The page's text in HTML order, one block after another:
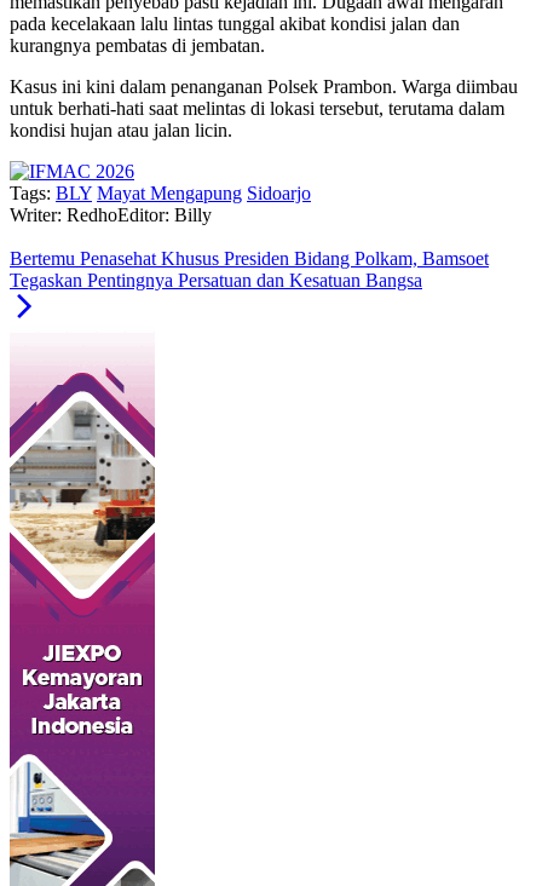
pada kecelakaan lalu lintas tunggal akibat kondisi jalan dan
kurangnya pembatas di jembatan.
Kasus ini kini dalam penanganan Polsek Prambon. Warga diimbau
untuk berhati-hati saat melintas di lokasi tersebut, terutama dalam
kondisi hujan atau jalan licin.
Tags: BLY Mayat Mengapung Sidoarjo
Writer: RedhoEditor: Billy
Bertemu Penasehat Khusus Presiden Bidang Polkam, Bamsoet
Tegaskan Pentingnya Persatuan dan Kesatuan Bangsa